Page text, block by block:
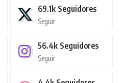
69.1k Seguidores
Seguir
56.4k Seguidores
Seguir